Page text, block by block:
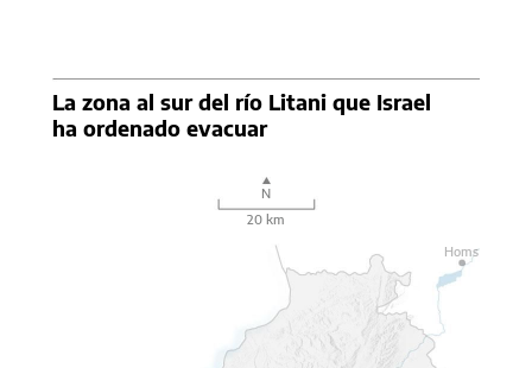
La zona al sur del río Litani que Israel
ha ordenado evacuar
N
20 km
Homs